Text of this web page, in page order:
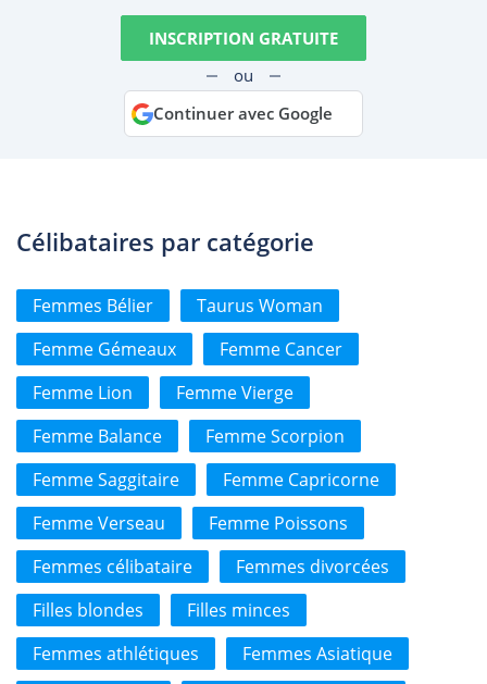
INSCRIPTION GRATUITE
ou
Continuer avec Google
Célibataires par catégorie
Femmes Bélier
Taurus Woman
Femme Gémeaux
Femme Cancer
Femme Lion
Femme Vierge
Femme Balance
Femme Scorpion
Femme Saggitaire
Femme Capricorne
Femme Verseau
Femme Poissons
Femmes célibataire
Femmes divorcées
Filles blondes
Filles minces
Femmes athlétiques
Femmes Asiatique